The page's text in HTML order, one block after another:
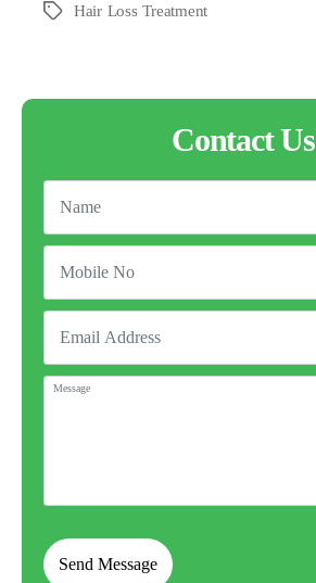
Tags Hair Loss Treatment
Contact Us